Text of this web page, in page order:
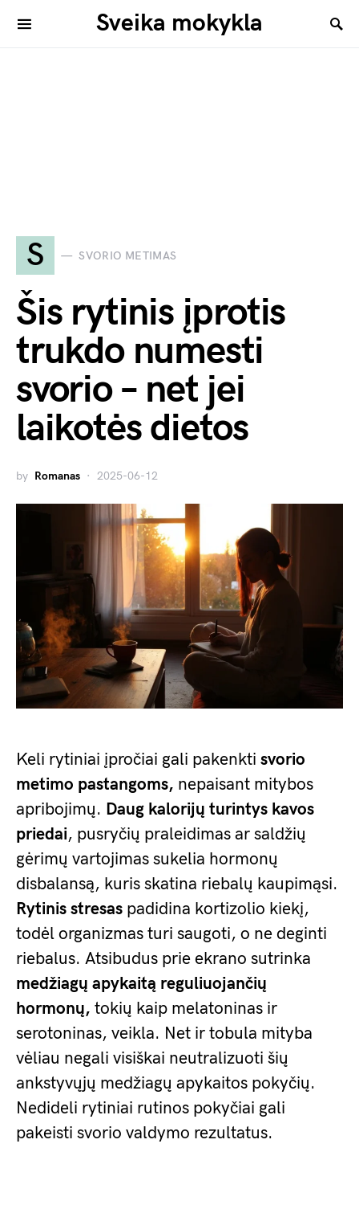
Sveika mokykla
S SVORIO METIMAS
Šis rytinis įprotis
trukdo numesti
svorio – net jei
laikotės dietos
by Romanas 2025-06-12
Keli rytiniai įpročiai gali pakenkti svorio
metimo pastangoms, nepaisant mitybos
apribojimų. Daug kalorijų turintys kavos
priedai, pusryčių praleidimas ar saldžių
gėrimų vartojimas sukelia hormonų
disbalansą, kuris skatina riebalų kaupimąsi.
Rytinis stresas padidina kortizolio kiekį,
todėl organizmas turi saugoti, o ne deginti
riebalus. Atsibudus prie ekrano sutrinka
medžiagų apykaitą reguliuojančių
hormonų, tokių kaip melatoninas ir
serotoninas, veikla. Net ir tobula mityba
vėliau negali visiškai neutralizuoti šių
ankstyvųjų medžiagų apykaitos pokyčių.
Nedideli rytiniai rutinos pokyčiai gali
pakeisti svorio valdymo rezultatus.